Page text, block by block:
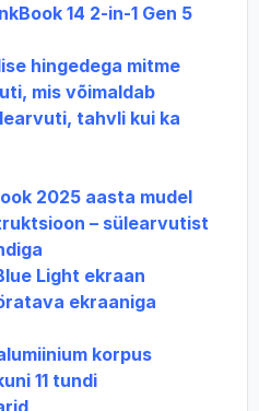
14 2-in-1 Gen 5
hingedega mitme
mis võimaldab
tahvli kui ka
2025 aasta mudel
– sülearvutist
Light ekraan
ekraaniga
korpus
11 tundi